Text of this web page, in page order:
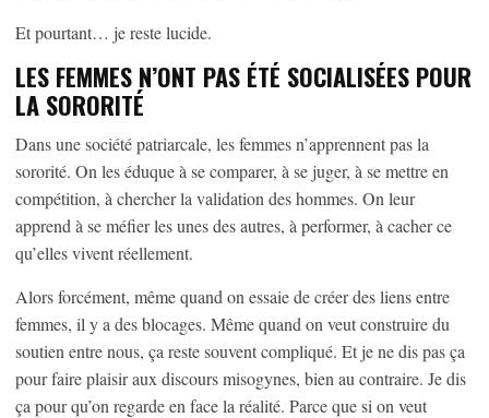
Et pourtant… je reste lucide.
LES FEMMES N’ONT PAS ÉTÉ SOCIALISÉES POUR
LA SORORITÉ
Dans une société patriarcale, les femmes n’apprennent pas la
sororité. On les éduque à se comparer, à se juger, à se mettre en
compétition, à chercher la validation des hommes. On leur
apprend à se méfier les unes des autres, à performer, à cacher ce
qu’elles vivent réellement.
Alors forcément, même quand on essaie de créer des liens entre
femmes, il y a des blocages. Même quand on veut construire du
soutien entre nous, ça reste souvent compliqué. Et je ne dis pas ça
pour faire plaisir aux discours misogynes, bien au contraire. Je dis
ça pour qu’on regarde en face la réalité. Parce que si on veut